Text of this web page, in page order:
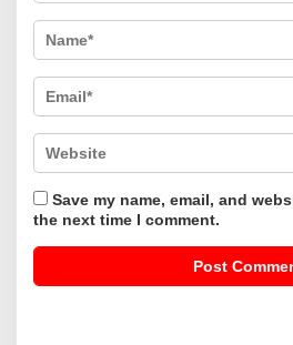
Save my name, email, and
the next time I comment.